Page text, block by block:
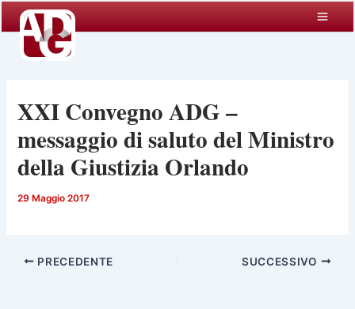
contenuto
XXI Convegno ADG –
messaggio di saluto del Ministro
della Giustizia Orlando
29 Maggio 2017
PRECEDENTE SUCCESSIVO